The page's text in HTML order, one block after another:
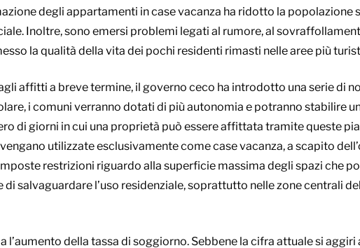
degli appartamenti in case vacanza ha ridotto la popolazione
Inoltre, sono emersi problemi legati al rumore, al
la qualità della vita dei pochi residenti rimasti nelle aree più
affitti a breve termine, il governo ceco ha introdotto una serie di
i comuni verranno dotati di più autonomia e potranno stabilire
di giorni in cui una proprietà può essere affittata tramite queste
utilizzate esclusivamente come case vacanza, a scapito
restrizioni riguardo alla superficie massima degli spazi che
salvaguardare l’uso residenziale, soprattutto nelle zone centrali
della tassa di soggiorno. Sebbene la cifra attuale si